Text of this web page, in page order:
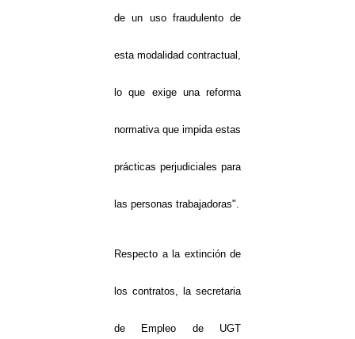
de un uso fraudulento de
esta modalidad contractual,
lo que exige una reforma
normativa que impida estas
prácticas perjudiciales para
las personas trabajadoras".
Respecto a la extinción de
los contratos, la secretaria
de Empleo de UGT